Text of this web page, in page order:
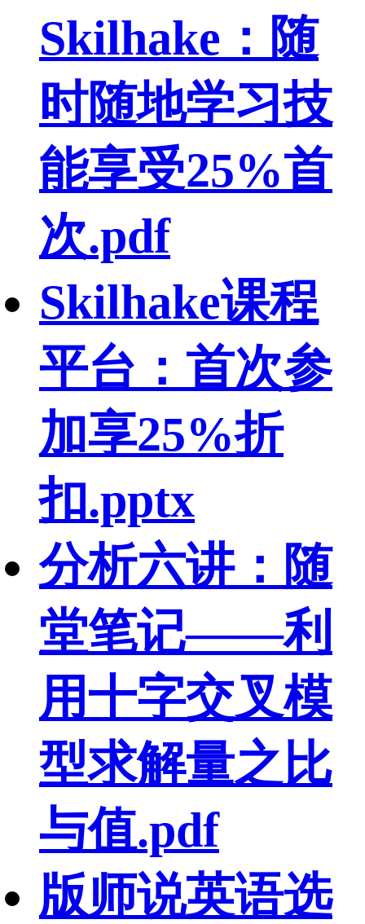
Skilhake：随
时随地学习技
能享受25%首
次.pdf
Skilhake课程
平台：首次参
加享25%折
扣.pptx
分析六讲：随
堂笔记——利
用十字交叉模
型求解量之比
与值.pdf
版师说英语选